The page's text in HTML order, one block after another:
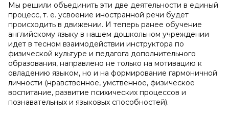
Мы решили объединить эти две деятельности в единый
процесс, т. е. усвоение иностранной речи будет
происходить в движении. И теперь ранее обучение
английскому языку в нашем дошкольном учреждении
идет в тесном взаимодействии инструктора по
физической культуре и педагога дополнительного
образования, направлено не только на мотивацию к
овладению языком, но и на формирование гармоничной
личности (нравственное, умственное, физическое
воспитание, развитие психических процессов и
познавательных и языковых способностей).